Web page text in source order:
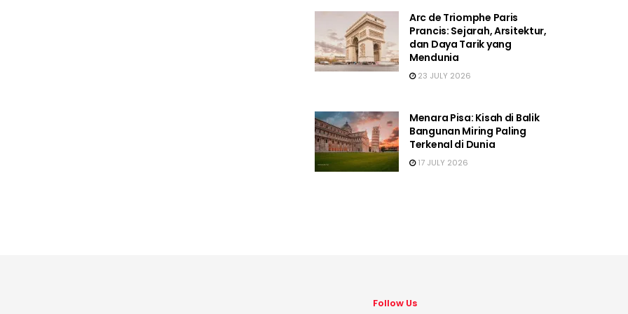
Arc de Triomphe Paris
Prancis: Sejarah, Arsitektur,
dan Daya Tarik yang
Mendunia
23 JULY 2026
Menara Pisa: Kisah di Balik
Bangunan Miring Paling
Terkenal di Dunia
17 JULY 2026
Follow Us